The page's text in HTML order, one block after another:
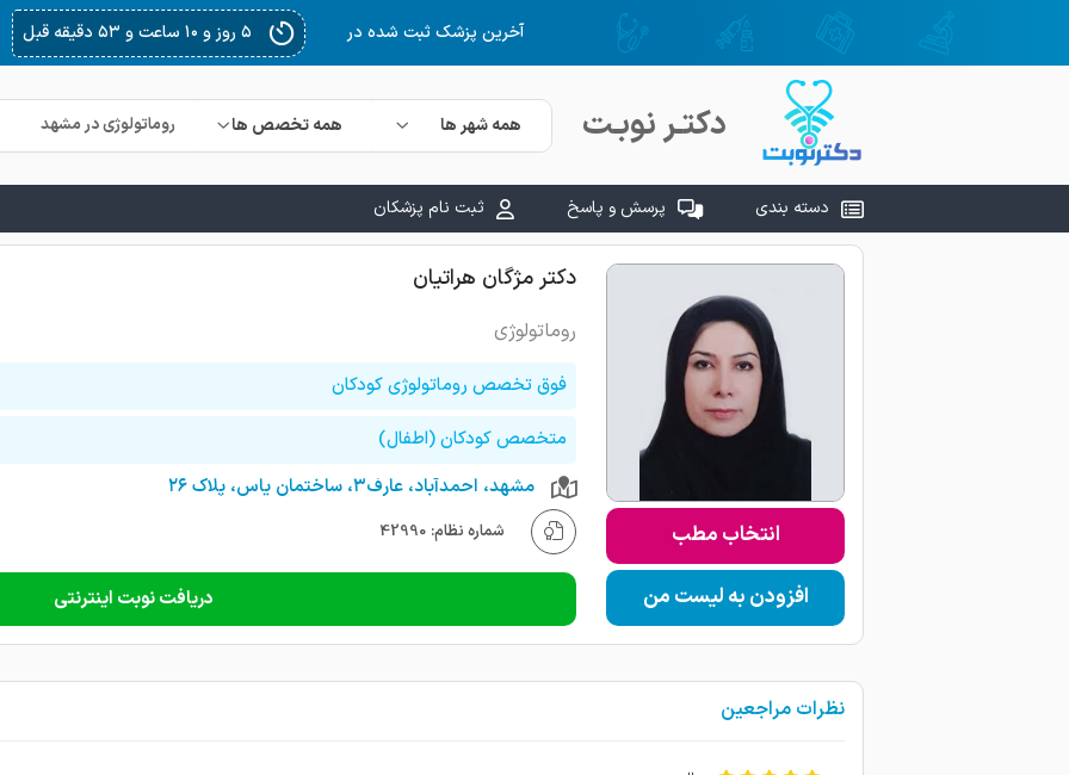
آخرین پزشک ثبت شده در ۵ روز و ۱۲ ساعت و ۳۶ دقیقه قبل
دکتـر نوبـت همه شهر ها همه تخصص ها
دسته بندی پرسش و پاسخ ثبت نام پزشکان
انتخاب مطب
افزودن به لیست من
دکتر مژگان هراتیان
روماتولوژی
فوق تخصص روماتولوژی کودکان
متخصص کودکان (اطفال)
مشهد، احمدآباد، عارف۳، ساختمان یاس، پلاک ۲۶
شماره نظام: 42990
دریافت نوبت اینترنتی
نظرات مراجعین